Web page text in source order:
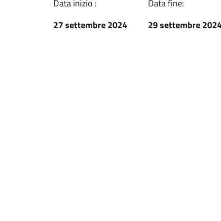
Data inizio :
27 settembre 2024
Data fine:
29 settembre